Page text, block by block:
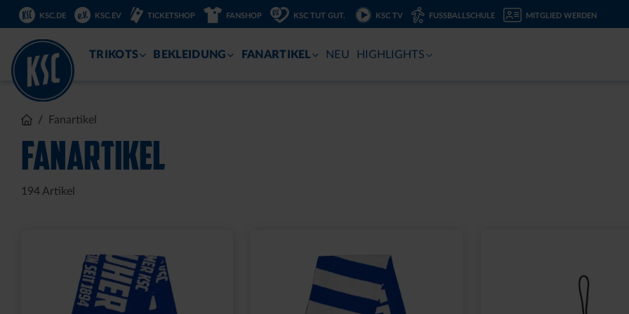
DIREKT
ZUM
KSC.DE KSC.EV TICKETSHOP FANSHOP KSC TUT GUT. KSC TV FUSSBALLSCHULE MITGLIED WERDEN
TRIKOTS BEKLEIDUNG FANARTIKEL NEU HIGHLIGHTS
Fanartikel
FANARTIKEL
194 Artikel